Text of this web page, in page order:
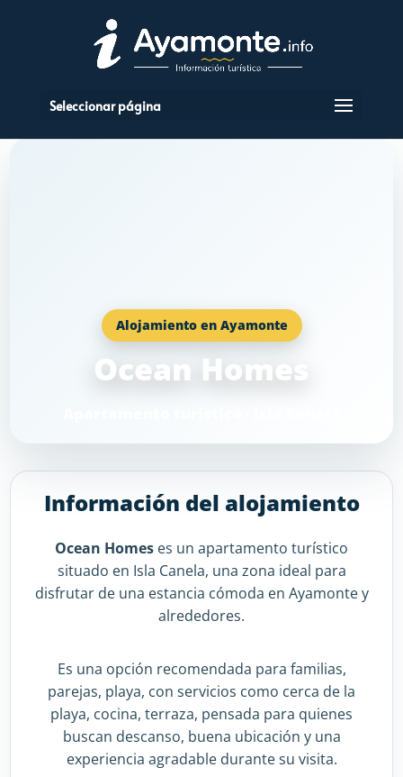
Seleccionar página
Alojamiento en Ayamonte
Ocean Homes
Información del alojamiento
Ocean Homes es un apartamento turístico
situado en Isla Canela, una zona ideal para
disfrutar de una estancia cómoda en Ayamonte y
alrededores.
Es una opción recomendada para familias,
parejas, playa, con servicios como cerca de la
playa, cocina, terraza, pensada para quienes
buscan descanso, buena ubicación y una
experiencia agradable durante su visita.